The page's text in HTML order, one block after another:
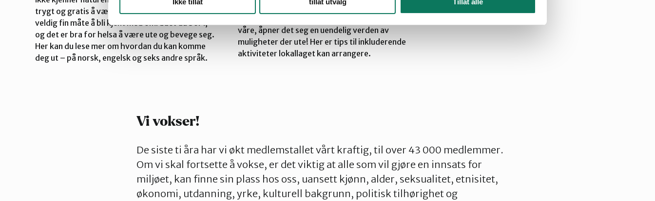
trygt og gratis å være ute i naturen. Det er en
veldig fin måte å bli kjent med området du bor i,
og det er bra for helsa å være ute og bevege seg.
Her kan du lese mer om hvordan du kan komme
deg ut – på norsk, engelsk og seks andre språk.
vinteraktiviteter
våre, åpner det seg en uendelig verden av
muligheter der ute! Her er tips til inkluderende
aktiviteter lokallaget kan arrangere.
Vi vokser!
De siste ti åra har vi økt medlemstallet vårt kraftig, til over 43 000 medlemmer.
Om vi skal fortsette å vokse, er det viktig at alle som vil gjøre en innsats for
miljøet, kan finne sin plass hos oss, uansett kjønn, alder, seksualitet, etnisitet,
økonomi, utdanning, yrke, kulturell bakgrunn, politisk tilhørighet og